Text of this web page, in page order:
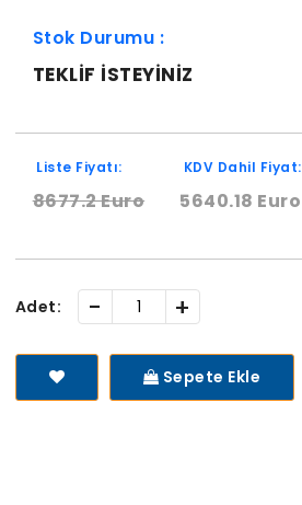
Stok Durumu :
TEKLIF ISTEYINIZ
Liste Fiyatı:
8677.2 Euro
KDV Dahil Fiyat:
5640.18 Euro
Adet: - +
Sepete Ekle